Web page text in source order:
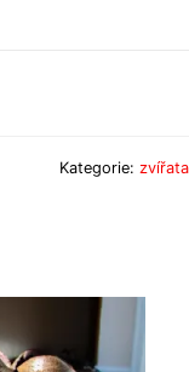
Kategorie: zvířata